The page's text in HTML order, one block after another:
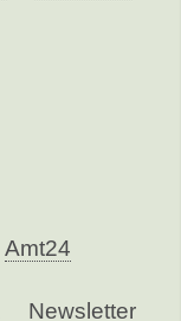
Amt24
Newsletter